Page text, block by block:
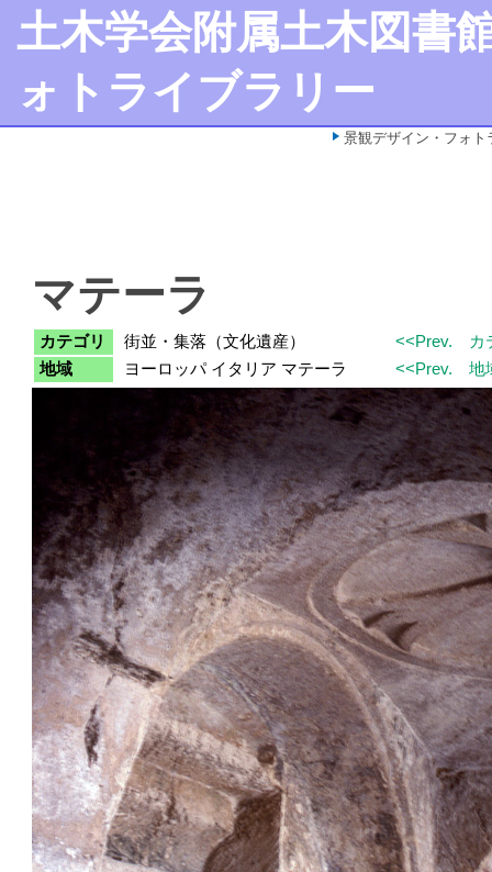
土木学会附属土木図書
ォトライブラリー
景観デザイン・フォ
マテーラ
カテゴリ 街並・集落（文化遺産） <<Prev.
カ
地域
ヨーロッパ イタリア マテーラ <<Prev. 地